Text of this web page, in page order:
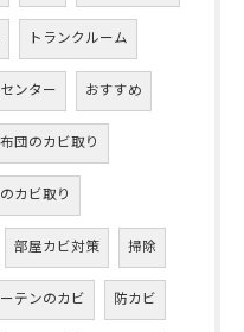
トランクルーム
ンター おすすめ
布団のカビ取り
カビ取り
部屋カビ対策 掃除
テンのカビ 防カビ